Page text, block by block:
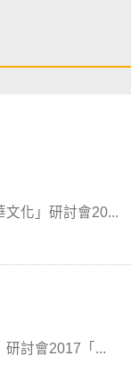
文化」研討會20...
研討會2017「...